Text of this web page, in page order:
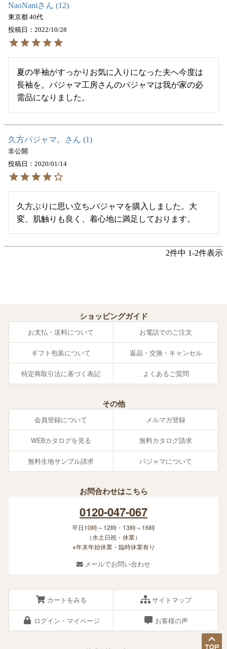
NaoNani 12
東京都 40代
投稿日
2022/10/28
夏の半袖がすっかりお気に入りになった夫へ今度は
長袖を。パジャマ工房さんのパジャマは我が家の必
需品になりました。
久方パジャマ。 1
非公開
投稿日
2020/01/14
久方ぶりに思い立ち,パジャマを購入しました。大
変、肌触りも良く、着心地に満足しております。
2件中 1-2件表示
ショッピングガイド
お支払・送料について お電話でのご注文
ギフト包装について 返品・交換・キャンセル
特定商取引法に基づく表記 よくあるご質問
その他
会員登録について メルマガ登録
WEBカタログを見る 無料カタログ請求
無料生地サンプル請求 パジャマについて
お問合わせはこちら
0120-047-067
平日10時～12時・13時～16時
（水土日祝・休業）
※年末年始休業・臨時休業有り
メールでお問い合わせ
カートをみる サイトマップ
ログイン・マイページ お客様の声